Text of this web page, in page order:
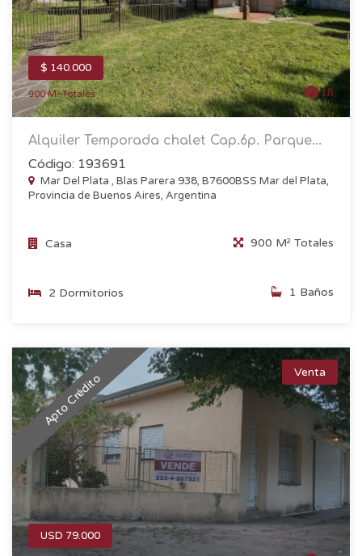
$ 140.000
900 M² Totales 18
Alquiler Temporada chalet Cap.6p. Parque...
Código: 193691
Mar Del Plata , Blas Parera 938, B7600BSS Mar del Plata,
Provincia de Buenos Aires, Argentina
Casa 900 M² Totales
2 Dormitorios 1 Baños
Apto Crédito Venta
USD 79.000